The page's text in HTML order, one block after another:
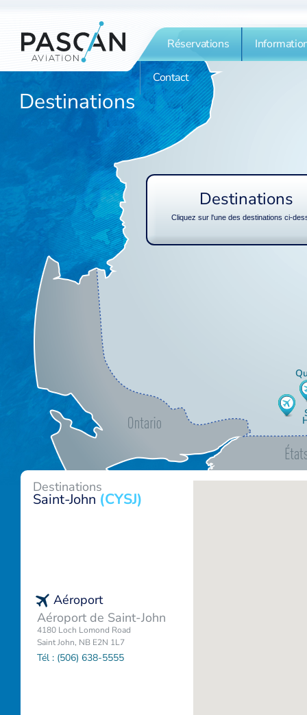
Réservations
Contact
Destinations
Destinations
Cliquez sur l'une des destinations ci-
Destinations
Saint-John (CYSJ)
Aéroport
Aéroport de Saint-John
4180 Loch Lomond Road
Saint John, NB E2N 1L7
Tél : (506) 638-5555